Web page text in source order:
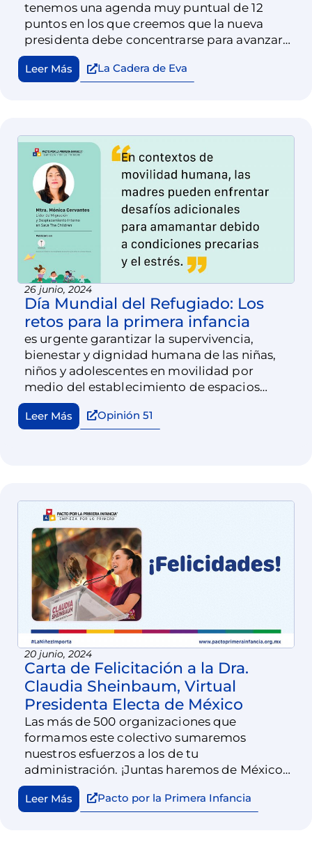
tenemos una agenda muy puntual de 12
puntos en los que creemos que la nueva
presidenta debe concentrarse para avanzar
en la garantía de los derechos de niñas y
niños en primera infancia.
Leer Más La Cadera de Eva
26 junio, 2024
Día Mundial del Refugiado: Los
retos para la primera infancia
es urgente garantizar la supervivencia,
bienestar y dignidad humana de las niñas,
niños y adolescentes en movilidad por
medio del establecimiento de espacios
seguros.
Leer Más Opinión 51
20 junio, 2024
Carta de Felicitación a la Dra.
Claudia Sheinbaum, Virtual
Presidenta Electa de México
Las más de 500 organizaciones que
formamos este colectivo sumaremos
nuestros esfuerzos a los de tu
administración. ¡Juntas haremos de México
el mejor lugar para nacer!
Leer Más Pacto por la Primera Infancia